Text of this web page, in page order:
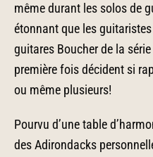
même durant les solos de
étonnant que les
guitares Boucher de la série
première fois décident si
ou même plusieurs!
Pourvu d’une table
des Adirondacks